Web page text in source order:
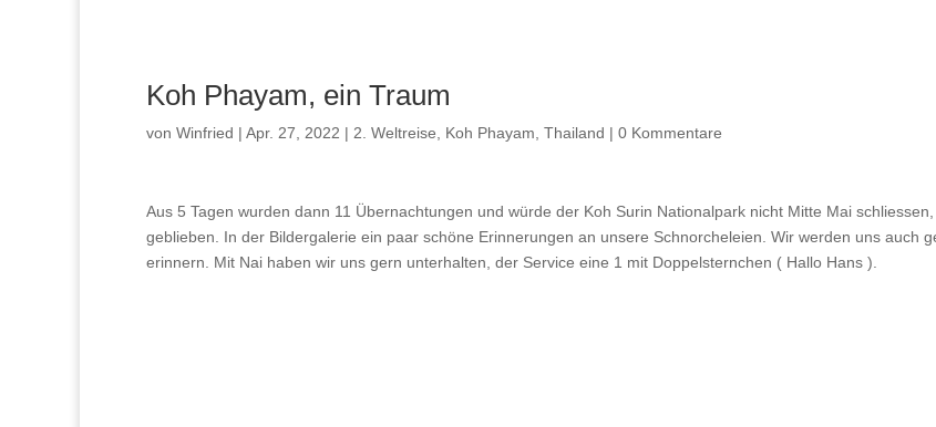
Koh Phayam, ein Traum
von Winfried | Apr. 27, 2022 | 2. Weltreise Koh Phayam Thailand | 0 Kommentare
Aus 5 Tagen wurden dann 11 Übernachtungen und würde der Koh Surin Nationalpark nicht Mitte Mai
geblieben. In der Bildergalerie ein paar schöne Erinnerungen an unsere Schnorcheleien. Wir werden uns auch
erinnern. Mit Nai haben wir uns gern unterhalten, der Service eine 1 mit Doppelsternchen ( Hallo Hans ).